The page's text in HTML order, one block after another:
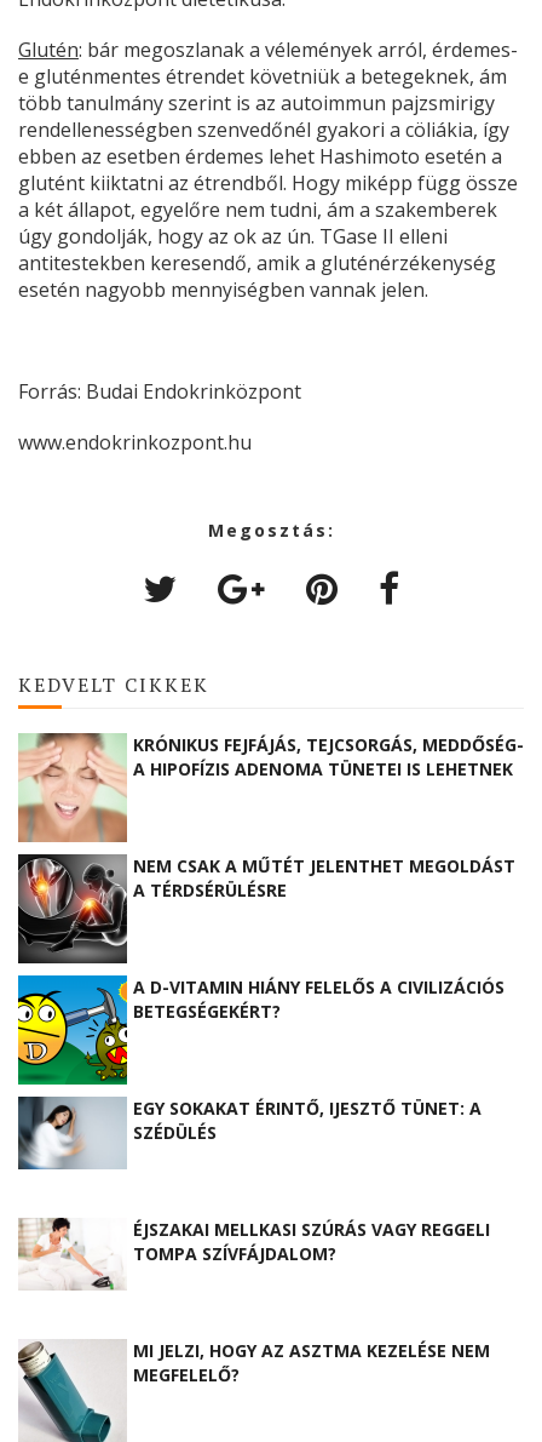
Glutén: bár megoszlanak a vélemények arról, érdemes-
e gluténmentes étrendet követniük a betegeknek, ám
több tanulmány szerint is az autoimmun pajzsmirigy
rendellenességben szenvedőnél gyakori a cöliákia, így
ebben az esetben érdemes lehet Hashimoto esetén a
glutént kiiktatni az étrendből. Hogy miképp függ össze
a két állapot, egyelőre nem tudni, ám a szakemberek
úgy gondolják, hogy az ok az ún. TGase II elleni
antitestekben keresendő, amik a gluténérzékenység
esetén nagyobb mennyiségben vannak jelen.
Forrás: Budai Endokrinközpont
www.endokrinkozpont.hu
Megosztás:
KEDVELT CIKKEK
KRÓNIKUS FEJFÁJÁS, TEJCSORGÁS, MEDDŐSÉG-
A HIPOFÍZIS ADENOMA TÜNETEI IS LEHETNEK
NEM CSAK A MŰTÉT JELENTHET MEGOLDÁST
A TÉRDSÉRÜLÉSRE
A D-VITAMIN HIÁNY FELELŐS A CIVILIZÁCIÓS
BETEGSÉGEKÉRT?
EGY SOKAKAT ÉRINTŐ, IJESZTŐ TÜNET: A
SZÉDÜLÉS
ÉJSZAKAI MELLKASI SZÚRÁS VAGY REGGELI
TOMPA SZÍVFÁJDALOM?
MI JELZI, HOGY AZ ASZTMA KEZELÉSE NEM
MEGFELELŐ?